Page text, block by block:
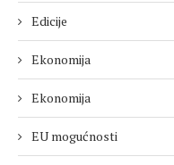
Edicije
Ekonomija
Ekonomija
EU mogućnosti